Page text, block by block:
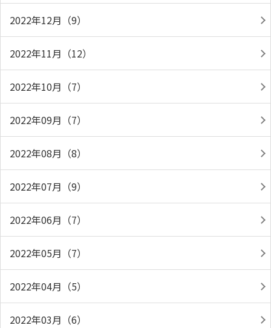
2022年12月（9）
2022年11月（12）
2022年10月（7）
2022年09月（7）
2022年08月（8）
2022年07月（9）
2022年06月（7）
2022年05月（7）
2022年04月（5）
2022年03月（6）